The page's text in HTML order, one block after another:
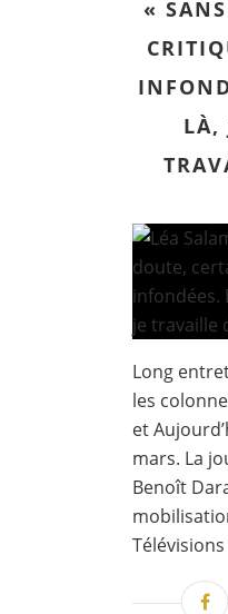
«
LÀ,
Long
les
et
mars. La
Benoît